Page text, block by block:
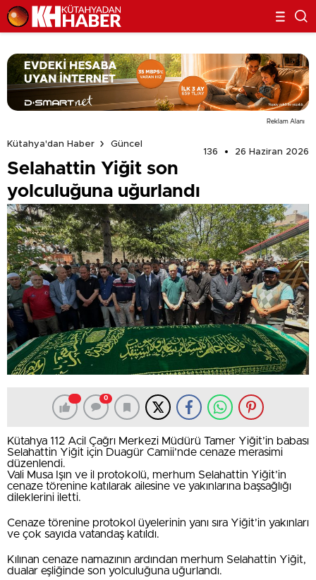
Reklam Alanı
Kütahya'dan Haber
Güncel
136
26 Haziran 2026
Selahattin Yiğit son
yolculuğuna uğurlandı
0
Kütahya 112 Acil Çağrı Merkezi Müdürü Tamer Yiğit’in babası
Selahattin Yiğit için Duagür Camii’nde cenaze merasimi
düzenlendi.
Vali Musa Işın ve il protokolü, merhum Selahattin Yiğit’in
cenaze törenine katılarak ailesine ve yakınlarına başsağlığı
dileklerini iletti.
Cenaze törenine protokol üyelerinin yanı sıra Yiğit’in yakınları
ve çok sayıda vatandaş katıldı.
Kılınan cenaze namazının ardından merhum Selahattin Yiğit,
dualar eşliğinde son yolculuğuna uğurlandı.